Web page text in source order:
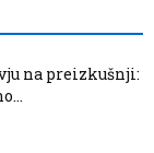
na preizkušnji: